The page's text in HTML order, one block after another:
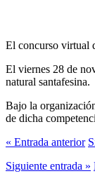
El concurso virtual
El viernes 28 de
natural santafesina.
Bajo la
de dicha
« Entrada anterior
Siguiente entrada »